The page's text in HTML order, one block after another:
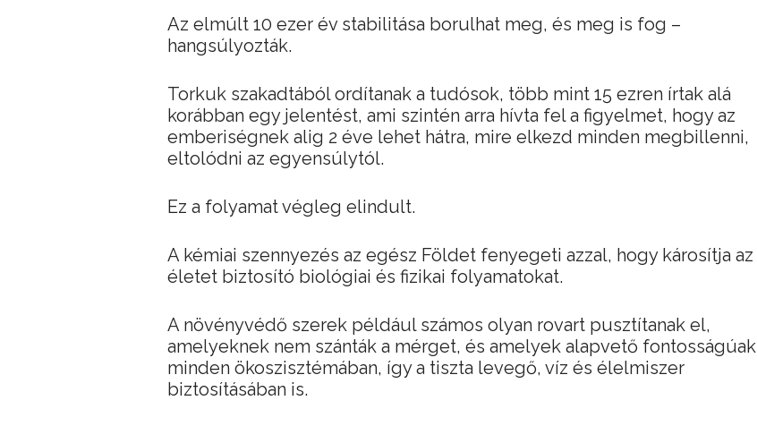
Az elmúlt 10 ezer év stabilitása borulhat meg, és meg is fog –
hangsúlyozták.
Torkuk szakadtából ordítanak a tudósok, több mint 15 ezren írtak alá
korábban egy jelentést, ami szintén arra hívta fel a figyelmet, hogy az
emberiségnek alig 2 éve lehet hátra, mire elkezd minden megbillenni,
eltolódni az egyensúlytól.
Ez a folyamat végleg elindult.
A kémiai szennyezés az egész Földet fenyegeti azzal, hogy károsítja az
életet biztosító biológiai és fizikai folyamatokat.
A növényvédő szerek például számos olyan rovart pusztítanak el,
amelyeknek nem szánták a mérget, és amelyek alapvető fontosságúak
minden ökoszisztémában, így a tiszta levegő, víz és élelmiszer
biztosításában is.